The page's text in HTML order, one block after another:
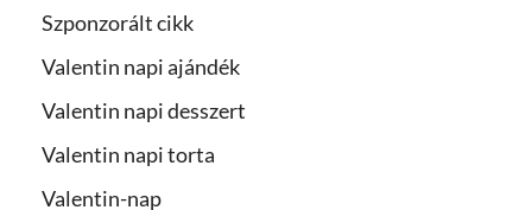
Szponzorált cikk
Valentin napi ajándék
Valentin napi desszert
Valentin napi torta
Valentin-nap